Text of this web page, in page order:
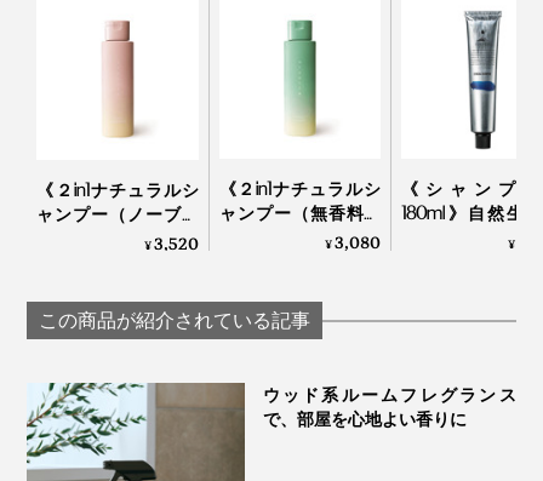
《２in1ナチュラルシ
ャンプー（ノーブル
フラワー）250ml 》
のアミノ酸系シャン
プー | uruotte
¥3,520
《２in1ナチュラルシ
ャンプー（無香料）
250ml 》「茶の実と
ノ酸系シャンプー｜
uruotte
¥3,080
《シャンプ
180ml》自然生
のフルボ酸と高
¥
この商品が紹介されている記事
ウッド系ルームフレグランス
で、部屋を心地よい香りに